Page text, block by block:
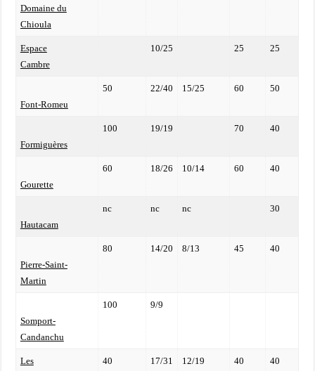
Domaine du
Chioula
Espace
Cambre
10/25 25 25
Font-Romeu
50 22/40 15/25 60 50
Formiguères
100 19/19 70 40
Gourette
60 18/26 10/14 60 40
Hautacam
nc nc nc 30
Pierre-Saint-
Martin
80 14/20 8/13 45 40
Somport-
Candanchu
100 9/9
Les
40 17/31 12/19 40 40